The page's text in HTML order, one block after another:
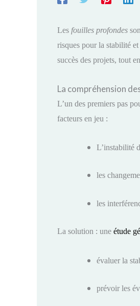
Les fouilles profondes
risques pour la stabilité
succès des projets, tout
La compréhension
L’un des premiers pas
facteurs en jeu :
L’instabilité
les
les
La solution : une étude
évaluer la
prévoir les